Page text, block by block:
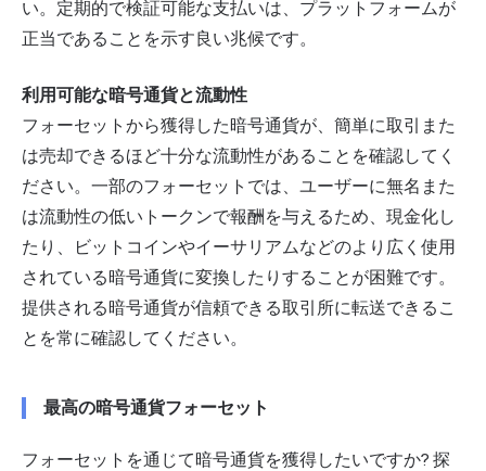
い。定期的で検証可能な支払いは、プラットフォームが
正当であることを示す良い兆候です。
利用可能な暗号通貨と流動性
フォーセットから獲得した暗号通貨が、簡単に取引また
は売却できるほど十分な流動性があることを確認してく
ださい。一部のフォーセットでは、ユーザーに無名また
は流動性の低いトークンで報酬を与えるため、現金化し
たり、ビットコインやイーサリアムなどのより広く使用
されている暗号通貨に変換したりすることが困難です。
提供される暗号通貨が信頼できる取引所に転送できるこ
とを常に確認してください。
最高の暗号通貨フォーセット
フォーセットを通じて暗号通貨を獲得したいですか? 探